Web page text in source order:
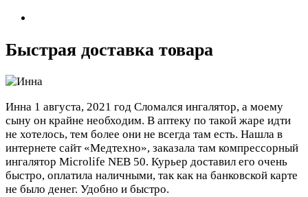
Быстрая доставка товара
Инна 1 августа, 2021 год Сломался ингалятор, а моему
сыну он крайне необходим. В аптеку по такой жаре идти
не хотелось, тем более они не всегда там есть. Нашла в
интернете сайт «Медтехно», заказала там компрессорный
ингалятор Microlife NEB 50. Курьер доставил его очень
быстро, оплатила наличными, так как на банковской карте
не было денег. Удобно и быстро.